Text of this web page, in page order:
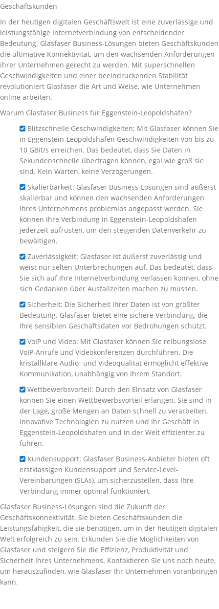
Geschäftskunden
In der heutigen digitalen Geschäftswelt ist eine zuverlässige und
leistungsfähige Internetverbindung von entscheidender
Bedeutung. Glasfaser Business-Lösungen bieten Geschäftskunden
die ultimative Konnektivität, um den wachsenden Anforderungen
ihrer Unternehmen gerecht zu werden. Mit superschnellen
Geschwindigkeiten und einer beeindruckenden Stabilität
revolutioniert Glasfaser die Art und Weise, wie Unternehmen
online arbeiten.
Warum Glasfaser Business für Eggenstein-Leopoldshafen?
Blitzschnelle Geschwindigkeiten: Mit Glasfaser können Sie
in Eggenstein-Leopoldshafen Geschwindigkeiten von bis zu
10 GBit/s erreichen. Das bedeutet, dass Sie Daten in
Sekundenschnelle übertragen können, egal wie groß sie
sind. Kein Warten, keine Verzögerungen.
Skalierbarkeit: Glasfaser Business-Lösungen sind äußerst
skalierbar und können den wachsenden Anforderungen
Ihres Unternehmens problemlos angepasst werden. Sie
können Ihre Verbindung in Eggenstein-Leopoldshafen
jederzeit aufrüsten, um den steigenden Datenverkehr zu
bewältigen.
Zuverlässigkeit: Glasfaser ist äußerst zuverlässig und
weist nur selten Unterbrechungen auf. Das bedeutet, dass
Sie sich auf Ihre Internetverbindung verlassen können, ohne
sich Gedanken über Ausfallzeiten machen zu müssen.
Sicherheit: Die Sicherheit Ihrer Daten ist von größter
Bedeutung. Glasfaser bietet eine sichere Verbindung, die
Ihre sensiblen Geschäftsdaten vor Bedrohungen schützt.
VoIP und Video: Mit Glasfaser können Sie reibungslose
VoIP-Anrufe und Videokonferenzen durchführen. Die
kristallklare Audio- und Videoqualität ermöglicht effektive
Kommunikation, unabhängig von Ihrem Standort.
Wettbewerbsvorteil: Durch den Einsatz von Glasfaser
können Sie einen Wettbewerbsvorteil erlangen. Sie sind in
der Lage, große Mengen an Daten schnell zu verarbeiten,
innovative Technologien zu nutzen und Ihr Geschäft in
Eggenstein-Leopoldshafen und in der Welt effizienter zu
führen.
Kundensupport: Glasfaser Business-Anbieter bieten oft
erstklassigen Kundensupport und Service-Level-
Vereinbarungen (SLAs), um sicherzustellen, dass Ihre
Verbindung immer optimal funktioniert.
Glasfaser Business-Lösungen sind die Zukunft der
Geschäftskonnektivität. Sie bieten Geschäftskunden die
Leistungsfähigkeit, die sie benötigen, um in der heutigen digitalen
Welt erfolgreich zu sein. Erkunden Sie die Möglichkeiten von
Glasfaser und steigern Sie die Effizienz, Produktivität und
Sicherheit Ihres Unternehmens. Kontaktieren Sie uns noch heute,
um herauszufinden, wie Glasfaser Ihr Unternehmen voranbringen
kann.